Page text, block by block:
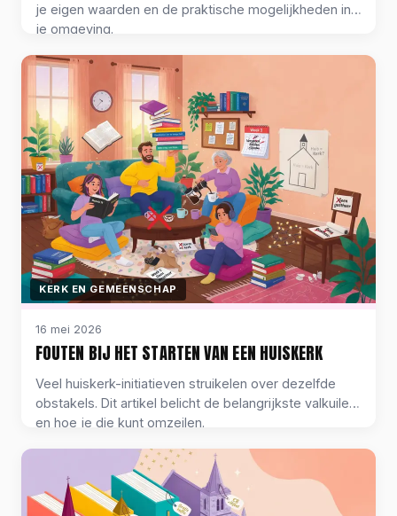
je eigen waarden en de praktische mogelijkheden in
je omgeving.
KERK EN GEMEENSCHAP
16 mei 2026
FOUTEN BIJ HET STARTEN VAN EEN HUISKERK
Veel huiskerk-initiatieven struikelen over dezelfde
obstakels. Dit artikel belicht de belangrijkste valkuilen
en hoe je die kunt omzeilen.